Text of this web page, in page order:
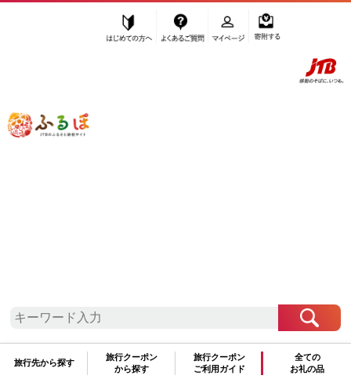
ふるぽ JTBのふるさと納税サイト
旅行先から探す
旅行クーポン
から探す
旅行クーポン
ご利用ガイド
全ての
お礼の品
「奈良県生駒市」はふるぽからお申込みをすること
はできません。